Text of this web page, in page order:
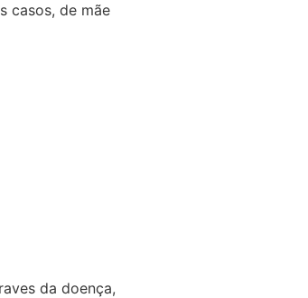
casos, de mãe
da doença,